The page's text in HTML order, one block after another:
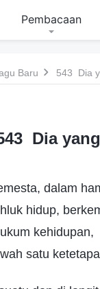
Pembacaan
Baru 543 Dia
Dia
dalam
hidup,
kehidupan,
satu